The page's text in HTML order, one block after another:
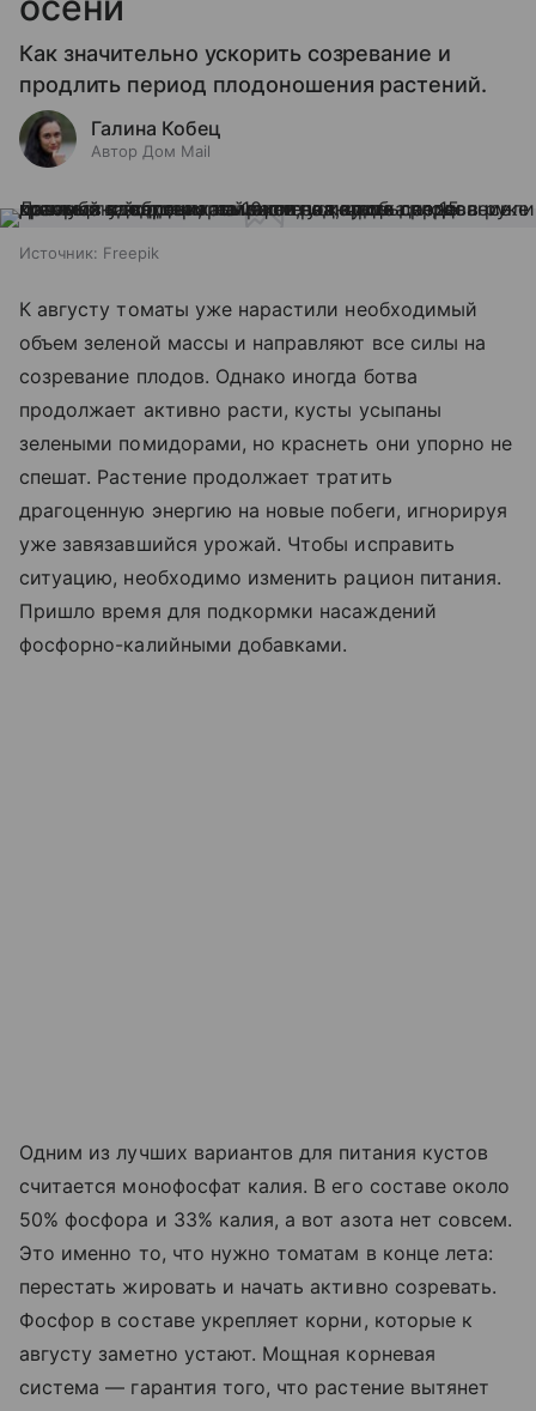
Как значительно ускорить созревание и
продлить период плодоношения растений.
Галина Кобец
Автор Дом Mail
Источник: Freepik
К августу томаты уже нарастили необходимый
объем зеленой массы и направляют все силы на
созревание плодов. Однако иногда ботва
продолжает активно расти, кусты усыпаны
зелеными помидорами, но краснеть они упорно не
спешат. Растение продолжает тратить
драгоценную энергию на новые побеги, игнорируя
уже завязавшийся урожай. Чтобы исправить
ситуацию, необходимо изменить рацион питания.
Пришло время для подкормки насаждений
фосфорно-калийными добавками.
Одним из лучших вариантов для питания кустов
считается монофосфат калия. В его составе около
50% фосфора и 33% калия, а вот азота нет совсем.
Это именно то, что нужно томатам в конце лета:
перестать жировать и начать активно созревать.
Фосфор в составе укрепляет корни, которые к
августу заметно устают. Мощная корневая
система — гарантия того, что растение вытянет